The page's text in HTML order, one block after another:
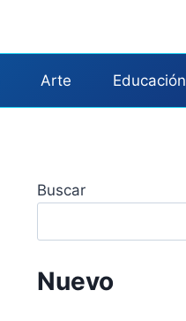
Arte Educación
Buscar
Nuevo